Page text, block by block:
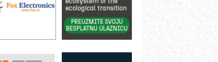
Utopia Studio – vizuelne priče
i biznisa
RILINEX kompanije Rittal